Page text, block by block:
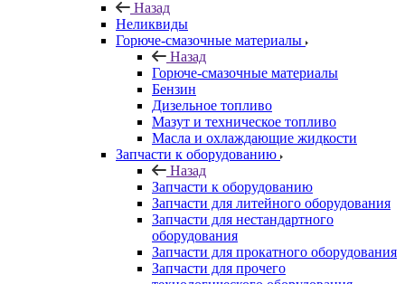
Назад
Неликвиды
Горюче-смазочные материалы
Назад
Горюче-смазочные материалы
Бензин
Дизельное топливо
Мазут и техническое топливо
Масла и охлаждающие жидкости
Запчасти к оборудованию
Назад
Запчасти к оборудованию
Запчасти для литейного оборудования
Запчасти для нестандартного
оборудования
Запчасти для прокатного оборудования
Запчасти для прочего